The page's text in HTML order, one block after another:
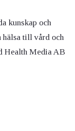
kunskap och
hälsa till vård och
Health Media AB